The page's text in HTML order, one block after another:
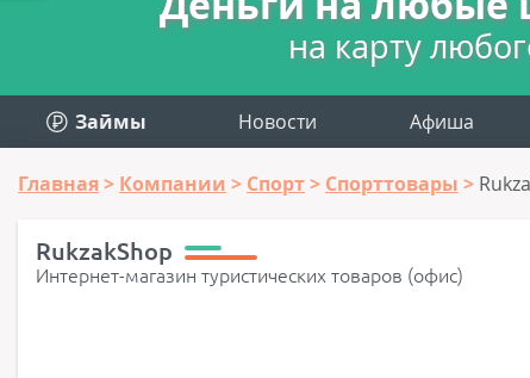
на карту
Займы Новости Афиша
Главная Компании Спорт Спорттовары
RukzakShop
Интернет-магазин туристических товаров (офис)